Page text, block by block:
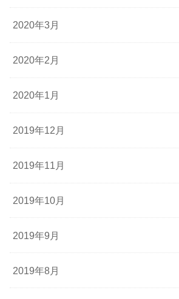
2020年3月
2020年2月
2020年1月
2019年12月
2019年11月
2019年10月
2019年9月
2019年8月